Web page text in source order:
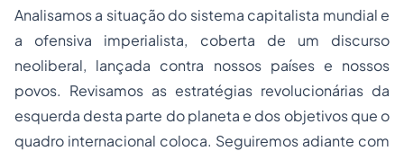
Analisamos a situação do sistema capitalista mundial e
a ofensiva imperialista, coberta de um discurso
neoliberal, lançada contra nossos países e nossos
povos. Revisamos as estratégias revolucionárias da
esquerda desta parte do planeta e dos objetivos que o
quadro internacional coloca. Seguiremos adiante com